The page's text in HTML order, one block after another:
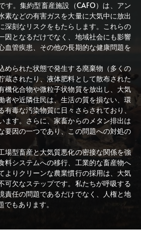
す。集約型畜産施設（CAFO）は、アン
素などの有害ガスを大量に大気中に放出
深刻なリスクをもたらします。これらの
因となるだけでなく、地域社会にも影響
血管疾患、その他の長期的な健康問題を
められた状態で発生する廃棄物（多くの
蔵されたり、液体肥料として散布された
機化合物や微粒子状物質を放出し、大気
者や近隣住民は、生活の質を損ない、環
有毒な汚染物質に日々さらされており、
ます。さらに、家畜からのメタン排出は
要因の一つであり、この問題への対処の
場型畜産と大気質悪化の密接な関係を強
料システムへの移行、工業的な畜産物へ
よりクリーンな農業慣行の採用は、大気
可欠なステップです。私たちが呼吸する
責任の問題であるだけでなく、人権と地
もあります。